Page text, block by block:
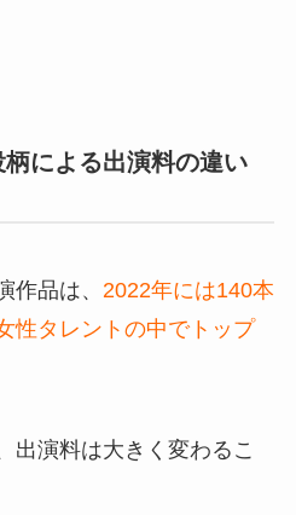
による出演料の違い
作品は、 2022年には140本
性タレントの中でトップ
出演料は大きく変わるこ